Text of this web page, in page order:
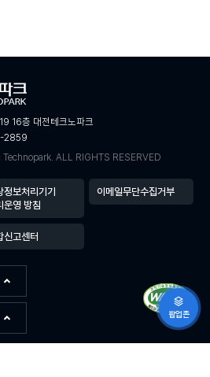
16층 대전테크노파크
2859
ALL RIGHTS RESERVED
정보처리기기
운영 방침
이메일무단수집거부
신고센터
팝업존